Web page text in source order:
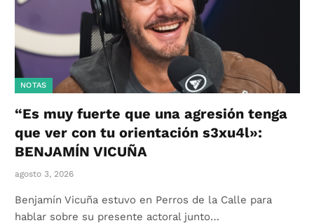
NOTAS
“Es muy fuerte que una agresión tenga
que ver con tu orientación s3xu4l»:
BENJAMÍN VICUÑA
agosto 3, 2026
Benjamín Vicuña estuvo en Perros de la Calle para
hablar sobre su presente actoral junto…